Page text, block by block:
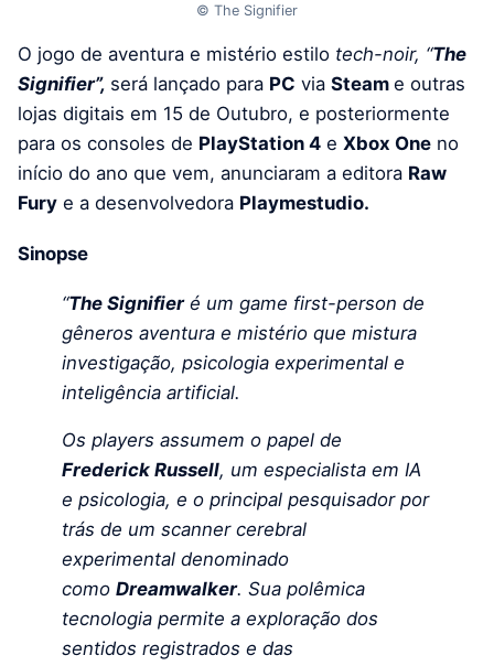
© The Signifier
O jogo de aventura e mistério estilo tech-noir, “The
Signifier”, será lançado para PC via Steam e outras
lojas digitais em 15 de Outubro, e posteriormente
para os consoles de PlayStation 4 e Xbox One no
início do ano que vem, anunciaram a editora Raw
Fury e a desenvolvedora Playmestudio.
Sinopse
“The Signifieré um game first-person de
gêneros aventura e mistério que mistura
investigação, psicologia experimental e
inteligência artificial.
Os players assumem o papel de
Frederick Russell, um especialista em IA
e psicologia, e o principal pesquisador por
trás de um scanner cerebral
experimental denominado
como Dreamwalker. Sua polêmica
tecnologia permite a exploração dos
sentidos registrados e das